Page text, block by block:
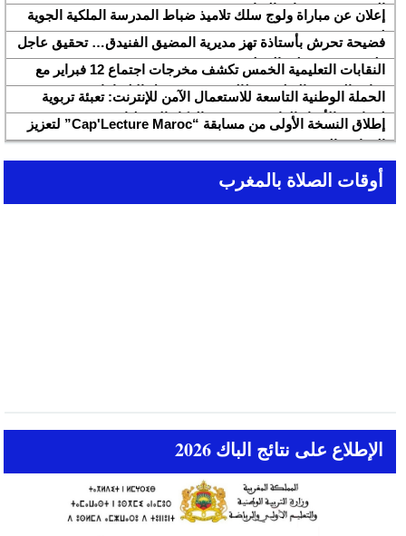
التربوي بمؤسسات الريادة
إعلان عن مباراة ولوج سلك تلاميذ ضباط المدرسة الملكية الجوية
لسنة 2026
فضيحة تحرش بأستاذة تهز مديرية المضيق الفنيدق… تحقيق عاجل
ولجنة تفتيش على الخط
النقابات التعليمية الخمس تكشف مخرجات اجتماع 12 فبراير مع
وزارة التربية والتعليم وتطالب بتسريع تنزيل الالتزامات
الحملة الوطنية التاسعة للاستعمال الآمن للإنترنت: تعبئة تربوية
لمواجهة الأخبار الزائفة في عصر الذكاء الاصطناعي
إطلاق النسخة الأولى من مسابقة “Cap'Lecture Maroc” لتعزيز
القراءة بالفرنسية سنة 2026
أوقات الصلاة بالمغرب
الإطلاع على نتائج الباك 2026